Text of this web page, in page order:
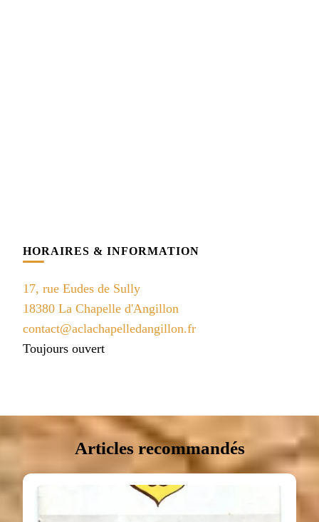
HORAIRES & INFORMATION
17, rue Eudes de Sully
18380 La Chapelle d'Angillon
contact@aclachapelledangillon.fr
Toujours ouvert
Articles recommandés